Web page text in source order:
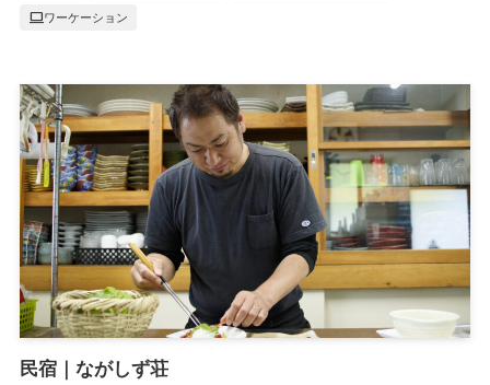
computerワーケーション
民宿｜ながしず荘